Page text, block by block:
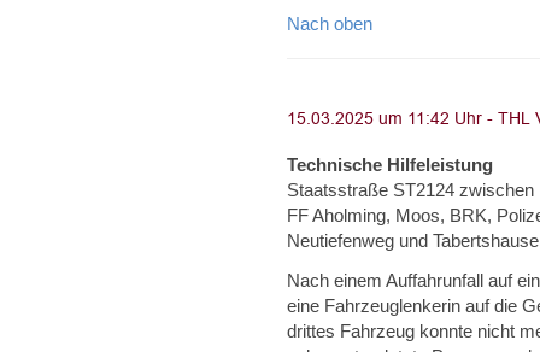
Nach oben
Technische Hilfeleistung
Staatsstraße ST2124
FF Aholming, Moos, BRK,
Neutiefenweg und
Nach einem Auffahrunfall auf
eine Fahrzeuglenkerin auf die
drittes Fahrzeug konnte nicht